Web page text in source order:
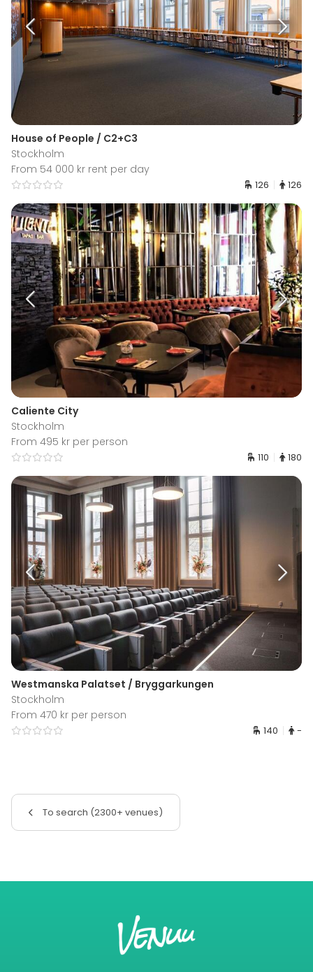
House of People / C2+C3
Stockholm
From 54 000 kr rent per day
126 126
Caliente City
Stockholm
From 495 kr per person
110 180
Westmanska Palatset / Bryggarkungen
Stockholm
From 470 kr per person
140 -
To search (2300+ venues)